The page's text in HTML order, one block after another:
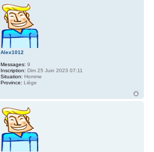
Alex1012
Messages: 9
Inscription: Dim 25 Juin 2023 07:11
Situation: Homme
Province: Liège